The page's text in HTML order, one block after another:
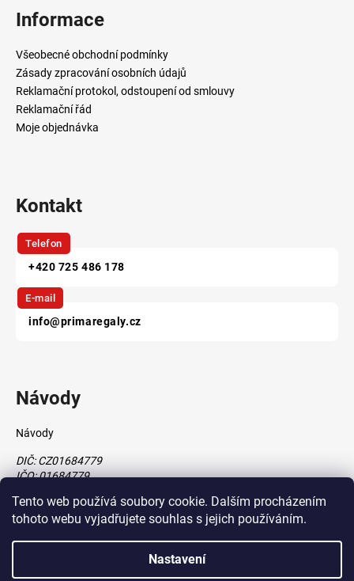
Tento web používá soubory cookie. Dalším procházením
tohoto webu vyjadřujete souhlas s jejich používáním.
Nastavení
Informace
Všeobecné obchodní podmínky
Zásady zpracování osobních údajů
Reklamační protokol, odstoupení od smlouvy
Reklamační řád
Moje objednávka
Kontakt
Telefon
+420 725 486 178
E-mail
info@primaregaly.cz
Návody
Návody
DIČ: CZ01684779
IČO: 01684779
Vytvořil Shoptet
vytvořilŠtefan Mazáň